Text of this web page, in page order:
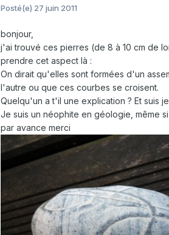
Posté(e) 27 juin 2011
bonjour,
j'ai trouvé ces pierres (de 8 à 10 cm de
prendre cet aspect là :
On dirait qu'elles sont formées d'un
l'autre ou que ces courbes se croisent.
Quelqu'un a t'il une explication ? Et suis
Je suis un néophite en géologie, même
par avance merci